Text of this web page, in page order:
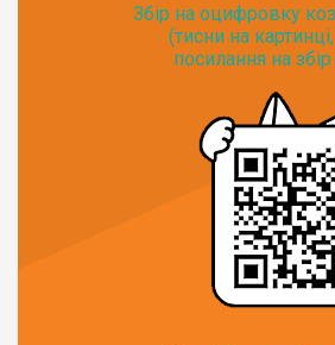
Збір на оцифровку
(тисни на
посилання на